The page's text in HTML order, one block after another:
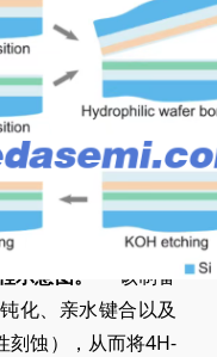
示意图。* 该制备
化、亲水键合以及
刻蚀），从而将4H-